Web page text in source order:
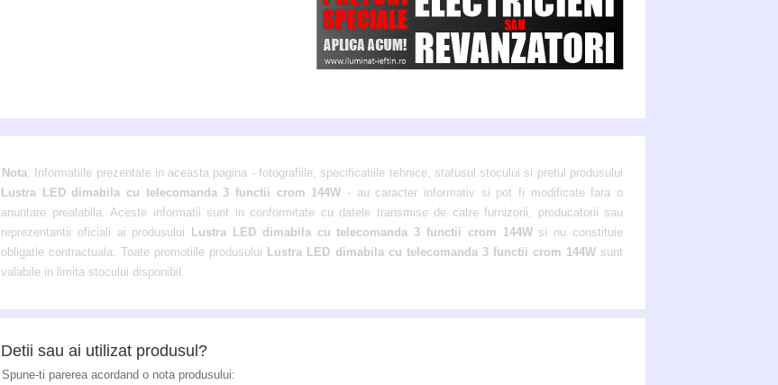
Nota: Informatiile prezentate in aceasta pagina - fotografiile, specificatiile tehnice, statusul stocului si pretul produsului
Lustra LED dimabila cu telecomanda 3 functii crom 144W - au caracter informativ si pot fi modificate fara o
anuntare prealabila. Aceste informatii sunt in conformitate cu datele transmise de catre furnizorii, producatorii sau
reprezentantii oficiali ai produsului
Lustra LED dimabila cu telecomanda 3 functii crom 144Wsi nu constituie
obligatie contractuala. Toate promotiile produsului Lustra LED dimabila cu telecomanda 3 functii crom 144Wsunt
valabile in limita stocului disponibil.
Detii sau ai utilizat produsul?
Spune-ti parerea acordand o nota produsului: